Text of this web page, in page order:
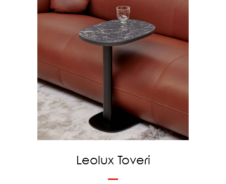
Leolux Toveri